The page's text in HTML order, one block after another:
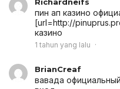
пин ап казино
[url=http://
казино
1 tahun yang lalu
BrianCreaf
вавада